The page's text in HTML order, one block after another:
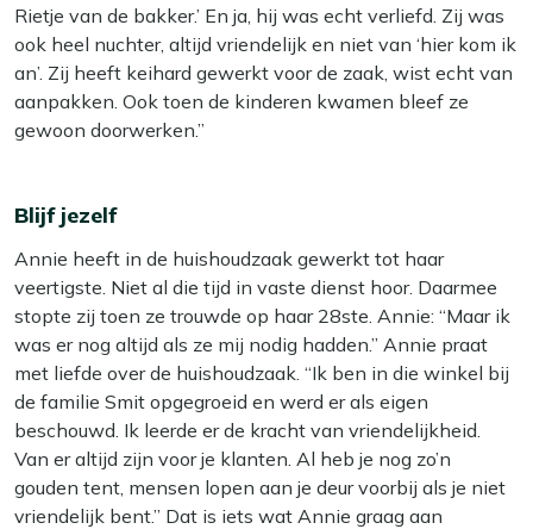
Rietje van de bakker.’ En ja, hij was echt verliefd. Zij was
ook heel nuchter, altijd vriendelijk en niet van ‘hier kom ik
an’. Zij heeft keihard gewerkt voor de zaak, wist echt van
aanpakken. Ook toen de kinderen kwamen bleef ze
gewoon doorwerken.’’
Blijf jezelf
Annie heeft in de huishoudzaak gewerkt tot haar
veertigste. Niet al die tijd in vaste dienst hoor. Daarmee
stopte zij toen ze trouwde op haar 28ste. Annie: “Maar ik
was er nog altijd als ze mij nodig hadden.” Annie praat
met liefde over de huishoudzaak. “Ik ben in die winkel bij
de familie Smit opgegroeid en werd er als eigen
beschouwd. Ik leerde er de kracht van vriendelijkheid.
Van er altijd zijn voor je klanten. Al heb je nog zo’n
gouden tent, mensen lopen aan je deur voorbij als je niet
vriendelijk bent.” Dat is iets wat Annie graag aan